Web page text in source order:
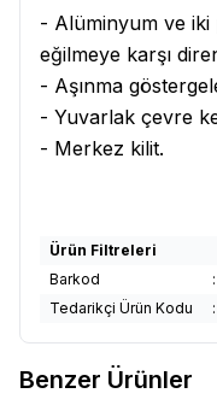
- Alüminyum ve iki
eğilmeye karşı
- Aşınma
- Yuvarlak çevre
- Merkez kilit.
Ürün Filtreleri
Barkod
:
Tedarikçi Ürün Kodu
:
Benzer Ürünler